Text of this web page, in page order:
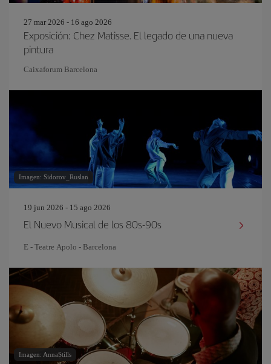
27 mar 2026 - 16 ago 2026
Exposición: Chez Matisse. El legado de una nueva
pintura
Caixaforum Barcelona
Imagen: Sidorov_Ruslan
19 jun 2026 - 15 ago 2026
El Nuevo Musical de los 80s-90s
E - Teatre Apolo - Barcelona
Imagen: AnnaStills